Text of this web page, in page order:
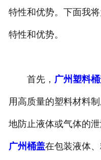
特性和优势。下面我
特性和优势。
首先， 广州塑料
用高质量的塑料材料
地防止液体或气体的
广州桶盖在包装液体